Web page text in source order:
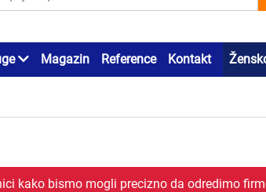
Magazin Reference Kontakt
kako bismo mogli precizno da odredimo